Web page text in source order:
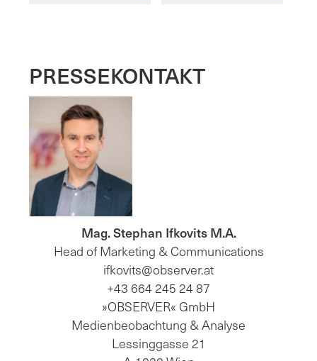
PRESSEKONTAKT
Mag. Stephan Ifkovits M.A.
Head of Marketing & Communications
ifkovits@observer.at
+43 664 245 24 87
»OBSERVER« GmbH
Medienbeobachtung & Analyse
Lessinggasse 21